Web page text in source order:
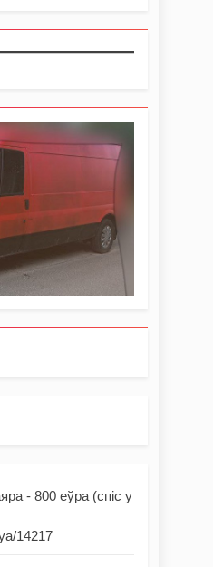
- 800 еўра (спіс у
14217